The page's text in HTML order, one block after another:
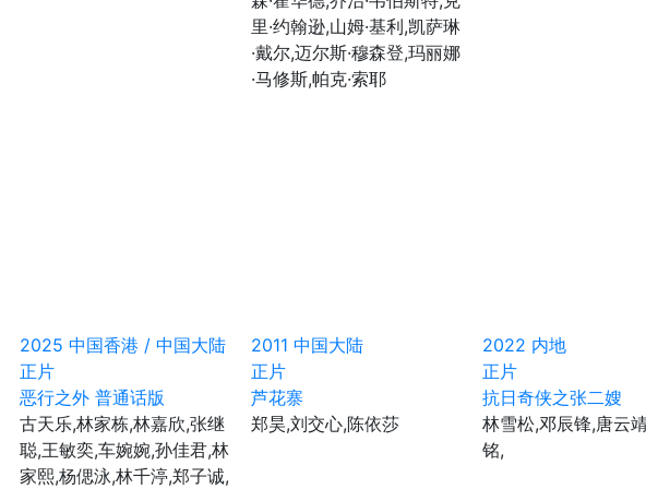
里·约翰逊,山姆·基利,凯萨琳
·戴尔,迈尔斯·穆森登,玛丽娜
·马修斯,帕克·索耶
2025 中国香港 / 中国大陆
正片
恶行之外 普通话版
古天乐,林家栋,林嘉欣,张继
聪,王敏奕,车婉婉,孙佳君,林
家熙,杨偲泳,林千渟,郑子诚,
2011 中国大陆
正片
芦花寨
郑昊,刘交心,陈依莎
2022 内地
正片
抗日奇侠之张二嫂
林雪松,邓辰锋,唐云
铭,